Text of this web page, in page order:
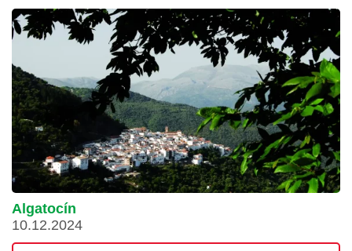
Algatocín
10.12.2024